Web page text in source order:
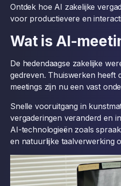
Ontdek hoe AI zakelijke
voor productievere en
Wat is AI-
De hedendaagse zakelijke
gedreven. Thuiswerken heeft
meetings zijn nu een vast
Snelle vooruitgang in
vergaderingen veranderd en
AI-technologieën zoals
en natuurlijke taalverwerking